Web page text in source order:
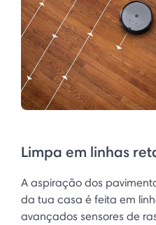
Limpa em linhas
A aspiração dos
da tua casa é feita em
avançados sensores de